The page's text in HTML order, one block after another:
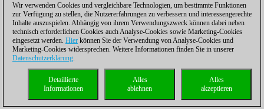
der Redakteur der deutschsprachigen ChessBase
Schachnachrichten-Seite.
Datenschutzhinweis| Kontakt| |Lizenzen
Compliance Hotline|
coldest news
Wir verwenden Cookies und vergleichbare Technologien, um bestimmte Funktionen
zur Verfügung zu stellen, die Nutzererfahrungen zu verbessern und interessengerechte
Inhalte auszuspielen. Abhängig von ihrem Verwendungszweck können dabei neben
technisch erforderlichen Cookies auch Analyse-Cookies sowie Marketing-Cookies
eingesetzt werden. Hier können Sie der Verwendung von Analyse-Cookies und
Marketing-Cookies widersprechen. Weitere Informationen finden Sie in unserer
Datenschutzerklärung.
Alles
akzeptieren
Alles
ablehnen
Detaillierte
Informationen